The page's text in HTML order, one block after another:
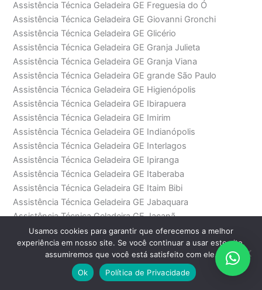
Assistência Técnica Geladeira GE Freguesia do Ó
Assistência Técnica Geladeira GE Giovanni Gronchi
Assistência Técnica Geladeira GE Glicério
Assistência Técnica Geladeira GE Granja Julieta
Assistência Técnica Geladeira GE Granja Viana
Assistência Técnica Geladeira GE grande São Paulo
Assistência Técnica Geladeira GE Higienópolis
Assistência Técnica Geladeira GE Ibirapuera
Assistência Técnica Geladeira GE Imirim
Assistência Técnica Geladeira GE Indianópolis
Assistência Técnica Geladeira GE Interlagos
Assistência Técnica Geladeira GE Ipiranga
Assistência Técnica Geladeira GE Itaberaba
Assistência Técnica Geladeira GE Itaim Bibi
Assistência Técnica Geladeira GE Jabaquara
Assistência Técnica Geladeira GE Jaçanã
Assistência Técnica Geladeira GE Jaguaré
Assistência Técnica Geladeira GE Jaraguá
Assistência Técnica Geladeira GE Jardim América
Assistência Técnica Geladeira GE Jardim Bonfiglioli
Usamos cookies para garantir que oferecemos a melhor
experiência em nosso site. Se você continuar a usar este site,
assumiremos que você está satisfeito com ele.
Ok
Política de Privacidade